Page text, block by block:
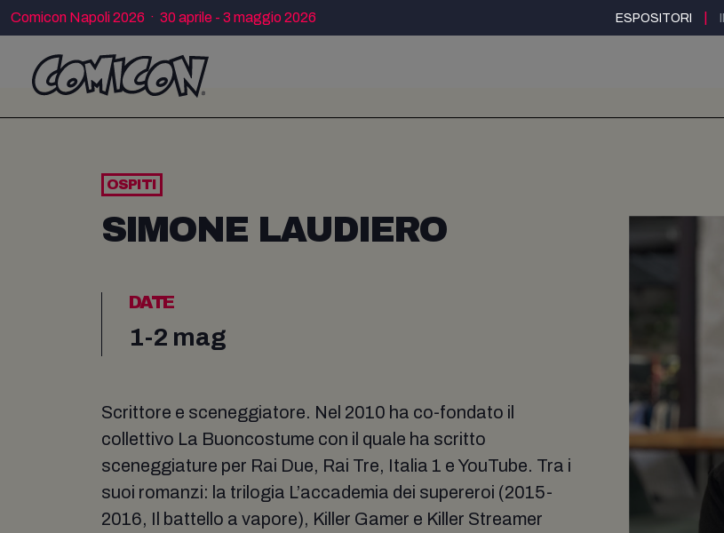
Comicon Napoli 2026 · 30 aprile - 3 maggio 2026 ESPOSITORI
OSPITI
SIMONE LAUDIERO
DATE
1-2 mag
Scrittore e sceneggiatore. Nel 2010 ha co-fondato il
collettivo La Buoncostume con il quale ha scritto
sceneggiature per Rai Due, Rai Tre, Italia 1 e YouTube. Tra i
suoi romanzi: la trilogia L’accademia dei supereroi (2015-
2016, Il battello a vapore), Killer Gamer e Killer Streamer